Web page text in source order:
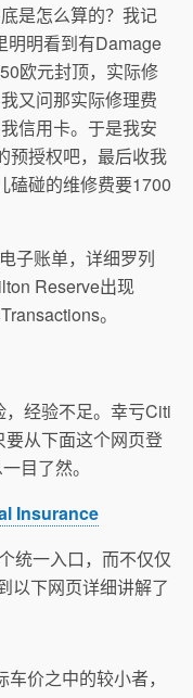
是怎么算的？我记
明明看到有Damage
欧元封顶，实际修
又问那实际修理费
信用卡。于是我安
预授权吧，最后收我
磕碰的维修费要1700
子账单，详细罗列
Reserve出现
。
经验不足。幸亏Citi
从下面这个网页登
目了然。
Insurance
统一入口，而不仅仅
以下网页详细讲解了
价之中的较小者，